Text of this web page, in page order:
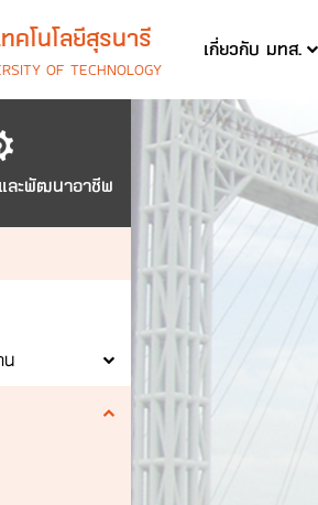
คโนโลยีสุรนารี
OF TECHNOLOGY
เกี่ยวกับ มทส.
ละพัฒนาอาชีพ
น